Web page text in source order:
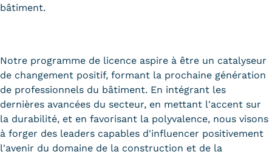
bâtiment.
Notre programme de licence aspire à être un catalyseur
de changement positif, formant la prochaine génération
de professionnels du bâtiment. En intégrant les
dernières avancées du secteur, en mettant l'accent sur
la durabilité, et en favorisant la polyvalence, nous visons
à forger des leaders capables d'influencer positivement
l'avenir du domaine de la construction et de la